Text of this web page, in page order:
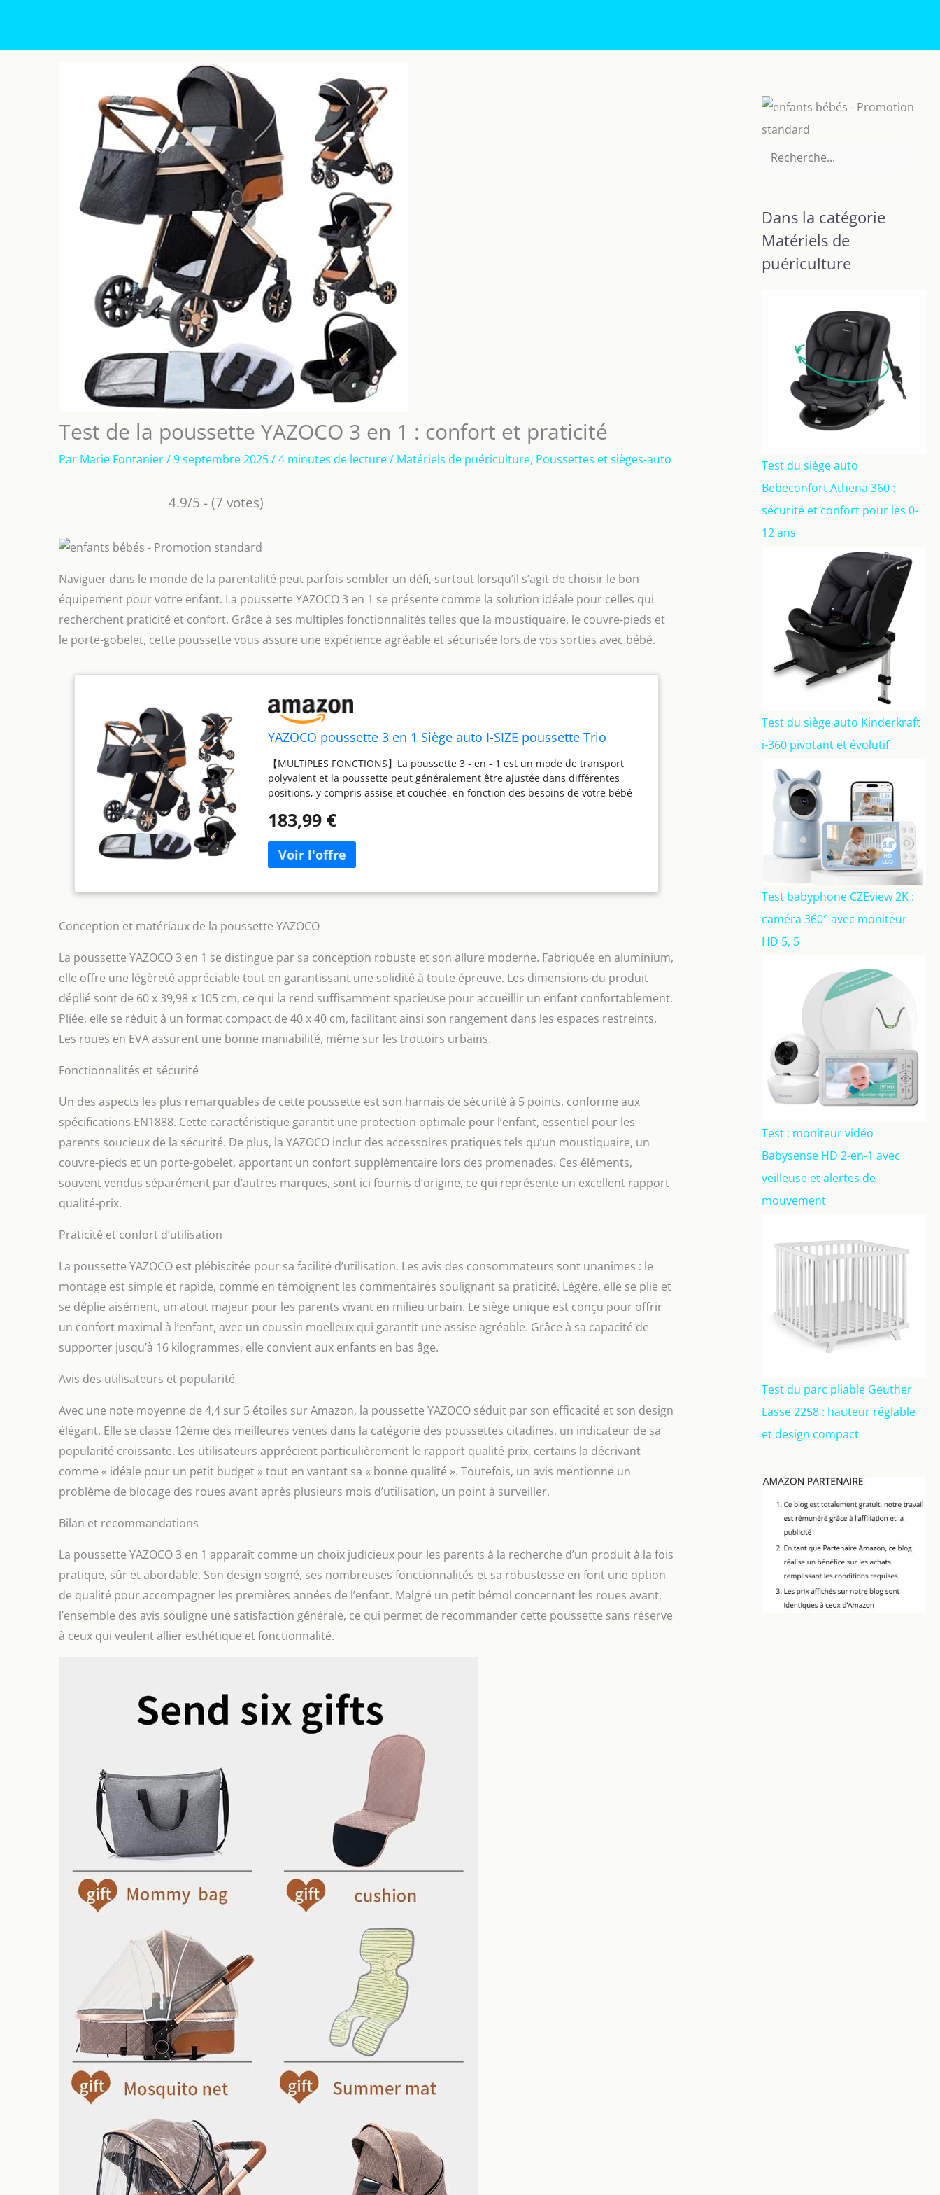
Test de la poussette YAZOCO 3 en 1 : confort et praticité
Par Marie Fontanier/9 septembre 2025/4 minutes de lecture/ Matériels de puériculture, Poussettes et sièges-auto
4.9/5 - (7 votes)
Naviguer dans le monde de la parentalité peut parfois sembler un défi, surtout lorsqu’il s’agit de choisir le bon
équipement pour votre enfant. La poussette YAZOCO 3 en 1 se présente comme la solution idéale pour celles qui
recherchent praticité et confort. Grâce à ses multiples fonctionnalités telles que la moustiquaire, le couvre-pieds et
le porte-gobelet, cette poussette vous assure une expérience agréable et sécurisée lors de vos sorties avec bébé.
YAZOCO poussette 3 en 1 Siège auto I-SIZE poussette Trio
【MULTIPLES FONCTIONS】La poussette 3 - en - 1 est un mode de transport
polyvalent et la poussette peut généralement être ajustée dans différentes
positions, y compris assise et couchée, en fonction des besoins de votre bébé
pliage/déverrouillage accidentel, frein central sur l'essieu arrière, ceinture de
CONFORT】La poussette est généralement équipée d'un système de harnais à 5
points et d'une barre de sécurité réglable pour assurer la sécurité et le confort
pluie 【POIGNÉE RELEVABLE】Les accoudoirs peuvent être réglés en trois
LES QUATRE ROUES】le châssis indépendant absorbe les chocs sur les terrains
183,99 €
Conception et matériaux de la poussette YAZOCO
La poussette YAZOCO 3 en 1 se distingue par sa conception robuste et son allure moderne. Fabriquée en aluminium,
elle offre une légèreté appréciable tout en garantissant une solidité à toute épreuve. Les dimensions du produit
déplié sont de 60 x 39,98 x 105 cm, ce qui la rend suffisamment spacieuse pour accueillir un enfant confortablement.
Pliée, elle se réduit à un format compact de 40 x 40 cm, facilitant ainsi son rangement dans les espaces restreints.
Les roues en EVA assurent une bonne maniabilité, même sur les trottoirs urbains.
Fonctionnalités et sécurité
Un des aspects les plus remarquables de cette poussette est son harnais de sécurité à 5 points, conforme aux
spécifications EN1888. Cette caractéristique garantit une protection optimale pour l’enfant, essentiel pour les
parents soucieux de la sécurité. De plus, la YAZOCO inclut des accessoires pratiques tels qu’un moustiquaire, un
couvre-pieds et un porte-gobelet, apportant un confort supplémentaire lors des promenades. Ces éléments,
souvent vendus séparément par d’autres marques, sont ici fournis d’origine, ce qui représente un excellent rapport
qualité-prix.
Praticité et confort d’utilisation
La poussette YAZOCO est plébiscitée pour sa facilité d’utilisation. Les avis des consommateurs sont unanimes : le
montage est simple et rapide, comme en témoignent les commentaires soulignant sa praticité. Légère, elle se plie et
se déplie aisément, un atout majeur pour les parents vivant en milieu urbain. Le siège unique est conçu pour offrir
un confort maximal à l’enfant, avec un coussin moelleux qui garantit une assise agréable. Grâce à sa capacité de
supporter jusqu’à 16 kilogrammes, elle convient aux enfants en bas âge.
Avis des utilisateurs et popularité
Avec une note moyenne de 4,4 sur 5 étoiles sur Amazon, la poussette YAZOCO séduit par son efficacité et son design
élégant. Elle se classe 12ème des meilleures ventes dans la catégorie des poussettes citadines, un indicateur de sa
popularité croissante. Les utilisateurs apprécient particulièrement le rapport qualité-prix, certains la décrivant
comme « idéale pour un petit budget » tout en vantant sa « bonne qualité ». Toutefois, un avis mentionne un
problème de blocage des roues avant après plusieurs mois d’utilisation, un point à surveiller.
Bilan et recommandations
La poussette YAZOCO 3 en 1 apparaît comme un choix judicieux pour les parents à la recherche d’un produit à la fois
pratique, sûr et abordable. Son design soigné, ses nombreuses fonctionnalités et sa robustesse en font une option
de qualité pour accompagner les premières années de l’enfant. Malgré un petit bémol concernant les roues avant,
l’ensemble des avis souligne une satisfaction générale, ce qui permet de recommander cette poussette sans réserve
à ceux qui veulent allier esthétique et fonctionnalité.
Dans la catégorie
Matériels de
puériculture
Test du siège auto
Bebeconfort Athena 360 :
sécurité et confort pour les 0-
12 ans
Test du siège auto Kinderkraft
i-360 pivotant et évolutif
Test babyphone CZEview 2K :
caméra 360° avec moniteur
HD 5, 5
Test : moniteur vidéo
Babysense HD 2-en-1 avec
veilleuse et alertes de
mouvement
Test du parc pliable Geuther
Lasse 2258 : hauteur réglable
et design compact